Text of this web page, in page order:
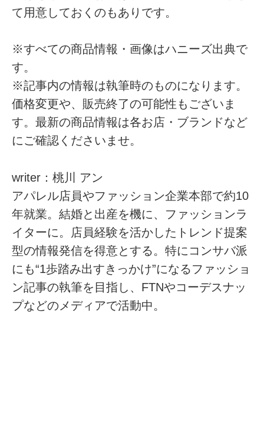
て用意しておくのもありです。
※すべての商品情報・画像はハニーズ出典で
す。
※記事内の情報は執筆時のものになります。
価格変更や、販売終了の可能性もございま
す。最新の商品情報は各お店・ブランドなど
にご確認くださいませ。
writer：桃川 アン
アパレル店員やファッション企業本部で約10
年就業。結婚と出産を機に、ファッションラ
イターに。店員経験を活かしたトレンド提案
型の情報発信を得意とする。特にコンサバ派
にも“1歩踏み出すきっかけ”になるファッショ
ン記事の執筆を目指し、FTNやコーデスナッ
プなどのメディアで活動中。